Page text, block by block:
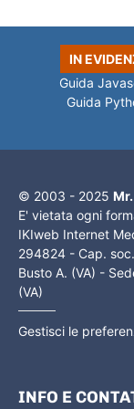
IN
Guida
Guida
© 2003 - 2025
E' vietata ogni
IKIweb Internet
294824 - Cap.
Busto A. (VA) -
(VA)
Gestisci le
INFO E